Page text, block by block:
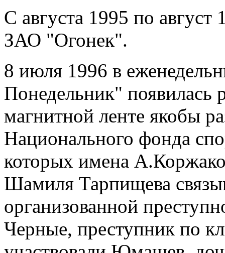
С августа 1995 по
ЗАО "Огонек".
8 июля 1996 в
Понедельник" появилась
магнитной ленте якобы
Национального фонда
которых имена
Шамиля Тарпищева
организованной
Черные, преступник по